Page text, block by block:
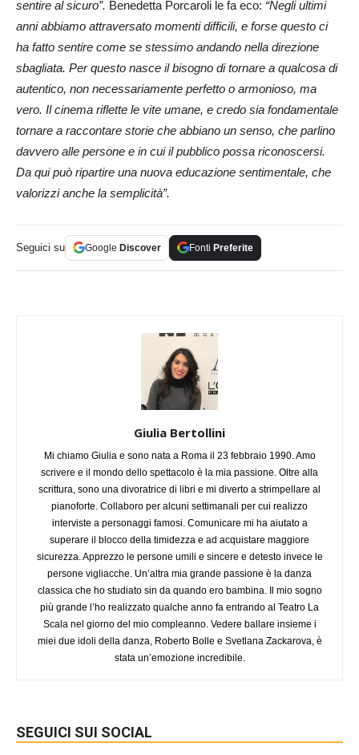
sentire al sicuro”. Benedetta Porcaroli le fa eco: “Negli ultimi
anni abbiamo attraversato momenti difficili, e forse questo ci
ha fatto sentire come se stessimo andando nella direzione
sbagliata. Per questo nasce il bisogno di tornare a qualcosa di
autentico, non necessariamente perfetto o armonioso, ma
vero. Il cinema riflette le vite umane, e credo sia fondamentale
tornare a raccontare storie che abbiano un senso, che parlino
davvero alle persone e in cui il pubblico possa riconoscersi.
Da qui può ripartire una nuova educazione sentimentale, che
valorizzi anche la semplicità”.
Seguici su Google Discover Fonti Preferite
Giulia Bertollini
Mi chiamo Giulia e sono nata a Roma il 23 febbraio 1990. Amo
scrivere e il mondo dello spettacolo è la mia passione. Oltre alla
scrittura, sono una divoratrice di libri e mi diverto a strimpellare al
pianoforte. Collaboro per alcuni settimanali per cui realizzo
interviste a personaggi famosi. Comunicare mi ha aiutato a
superare il blocco della timidezza e ad acquistare maggiore
sicurezza. Apprezzo le persone umili e sincere e detesto invece le
persone vigliacche. Un’altra mia grande passione è la danza
classica che ho studiato sin da quando ero bambina. Il mio sogno
più grande l’ho realizzato qualche anno fa entrando al Teatro La
Scala nel giorno del mio compleanno. Vedere ballare insieme i
miei due idoli della danza, Roberto Bolle e Svetlana Zackarova, è
stata un’emozione incredibile.
SEGUICI SUI SOCIAL